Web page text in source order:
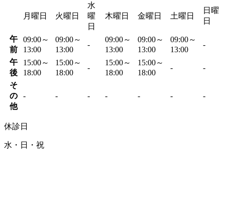
月曜日 火曜日
水
曜
日
木曜日 金曜日 土曜日
日曜
日
午
前
09:00～
13:00
09:00～
13:00
-
09:00～
13:00
09:00～
13:00
09:00～
13:00
-
午
後
15:00～
18:00
15:00～
18:00
-
15:00～
18:00
15:00～
18:00
- -
そ
の
他
- - - - - - -
休診日
水・日・祝